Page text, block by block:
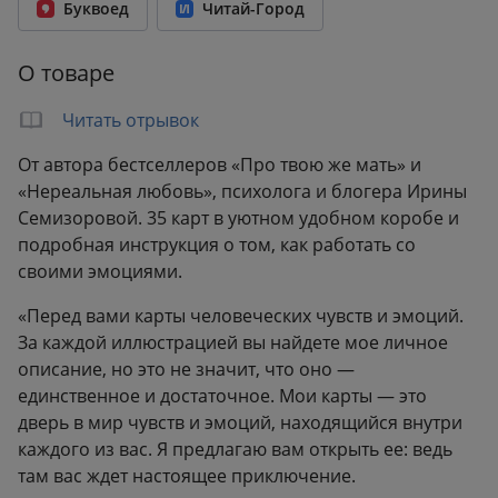
Количество страниц: 64
Формат: 86x131 мм
Вес:
0.15 кг
Буквоед Читай-Город
О товаре
Читать отрывок
От автора бестселлеров «Про твою же мать» и
«Нереальная любовь», психолога и блогера Ирины
Семизоровой. 35 карт в уютном удобном коробе и
подробная инструкция о том, как работать со
своими эмоциями.
«Перед вами карты человеческих чувств и эмоций.
За каждой иллюстрацией вы найдете мое личное
описание, но это не значит, что оно —
единственное и достаточное. Мои карты — это
дверь в мир чувств и эмоций, находящийся внутри
каждого из вас. Я предлагаю вам открыть ее: ведь
там вас ждет настоящее приключение.